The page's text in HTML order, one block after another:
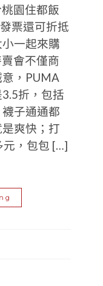
園住都飯
票還可折抵
一起來購
會不僅商
，PUMA
折，包括
子通通都
爽快；打
元，包包 […]